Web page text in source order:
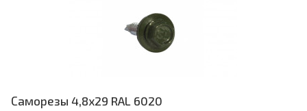
Саморезы 4,8х29 RAL 6020